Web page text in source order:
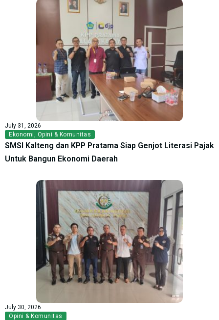
July 31, 2026
Ekonomi, Opini & Komunitas
SMSI Kalteng dan KPP Pratama Siap Genjot Literasi Pajak
Untuk Bangun Ekonomi Daerah
July 30, 2026
Opini & Komunitas